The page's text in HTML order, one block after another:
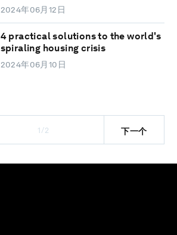
2024年06月12日
4 practical solutions to the world's
spiraling housing crisis
2024年06月10日
1/2 下一个